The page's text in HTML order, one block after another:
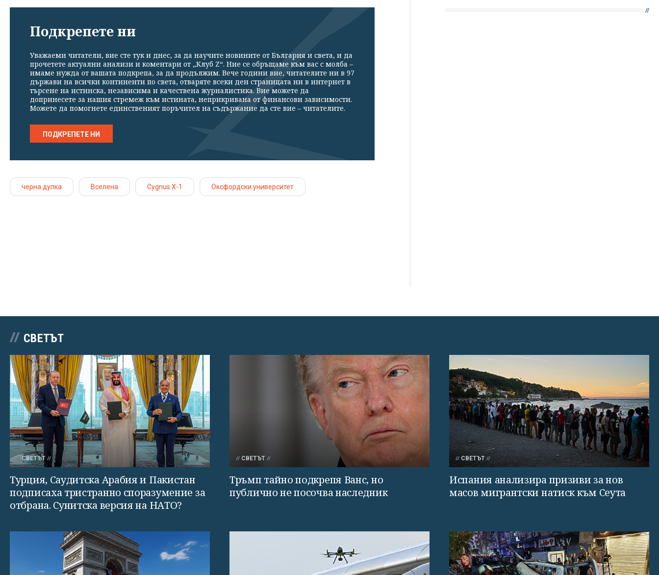
Подкрепете ни
Уважаеми читатели, вие сте тук и днес, за да научите новините от България и света, и да
прочетете актуални анализи и коментари от „Клуб Z“. Ние се обръщаме към вас с молба –
имаме нужда от вашата подкрепа, за да продължим. Вече години вие, читателите ни в 97
държави на всички континенти по света, отваряте всеки ден страницата ни в интернет в
търсене на истинска, независима и качествена журналистика. Вие можете да
допринесете за нашия стремеж към истината, неприкривана от финансови зависимости.
Можете да помогнете единственият поръчител на съдържание да сте вие – читателите.
ПОДКРЕПЕТЕ НИ
черна дупка Вселена Cygnus X-1 Оксфордски университет
СВЕТЪТ
СВЕТЪТ
Турция, Саудитска Арабия и Пакистан
подписаха тристранно споразумение за
отбрана. Сунитска версия на НАТО?
СВЕТЪТ
Тръмп тайно подкрепя Ванс, но
публично не посочва наследник
СВЕТЪТ
Испания анализира призиви за нов
масов мигрантски натиск към Сеута